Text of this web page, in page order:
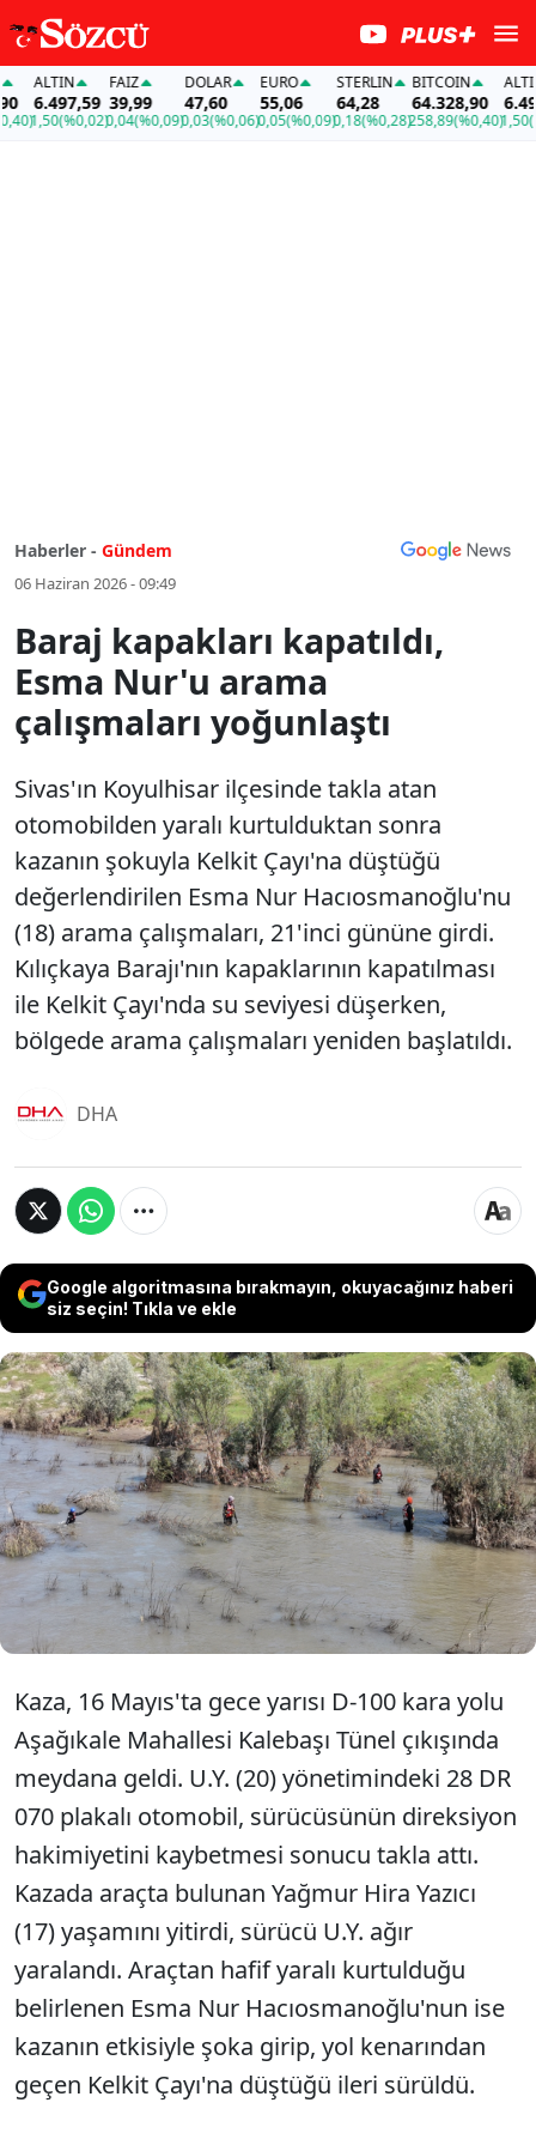
ALTIN
6.497,59
1,50(%0,02)
FAİZ
39,99
0,04(%0,09)
DOLAR
47,60
0,03(%0,06)
EURO
55,06
0,05(%0,09)
STERLIN
64,28
0,18(%0,28)
BITCOIN
64.328,90
258,89(%0,40)
ALTIN
1,50
Haberler - Gündem
06 Haziran 2026 - 09:49
Baraj kapakları kapatıldı,
Esma Nur'u arama
çalışmaları yoğunlaştı
Sivas'ın Koyulhisar ilçesinde takla atan
otomobilden yaralı kurtulduktan sonra
kazanın şokuyla Kelkit Çayı'na düştüğü
değerlendirilen Esma Nur Hacıosmanoğlu'nu
(18) arama çalışmaları, 21'inci gününe girdi.
Kılıçkaya Barajı'nın kapaklarının kapatılması
ile Kelkit Çayı'nda su seviyesi düşerken,
bölgede arama çalışmaları yeniden başlatıldı.
DHA
Google algoritmasına bırakmayın, okuyacağınız haberi
siz seçin! Tıkla ve ekle
Sivas'ın Koyulhisar ilçesinde takla atan
otomobilden yaralı kurtulduktan sonra kazanın
şokuyla Kelkit Çayı'na düştüğü değerlendirilen
Esma Nur Hacıosmanoğlu'nu (18) arama
çalışmaları, 21'inci gününe girdi. Kılıçkaya
Barajı'nın kapaklarının kapatılması ile Kelkit
Çayı'nda su seviyesi düşerken, bölgede arama
çalışmaları yeniden başlatıldı.
Kaza, 16 Mayıs'ta gece yarısı D-100 kara yolu
Aşağıkale Mahallesi Kalebaşı Tünel çıkışında
meydana geldi. U.Y. (20) yönetimindeki 28 DR
070 plakalı otomobil, sürücüsünün direksiyon
hakimiyetini kaybetmesi sonucu takla attı.
Kazada araçta bulunan Yağmur Hira Yazıcı
(17) yaşamını yitirdi, sürücü U.Y. ağır
yaralandı. Araçtan hafif yaralı kurtulduğu
belirlenen Esma Nur Hacıosmanoğlu'nun ise
kazanın etkisiyle şoka girip, yol kenarından
geçen Kelkit Çayı'na düştüğü ileri sürüldü.